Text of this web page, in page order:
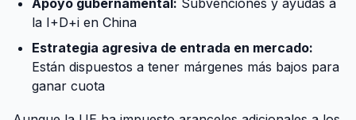
la I+D+i en China
Estrategia agresiva de entrada en mercado:
Están dispuestos a tener márgenes más bajos para
ganar cuota